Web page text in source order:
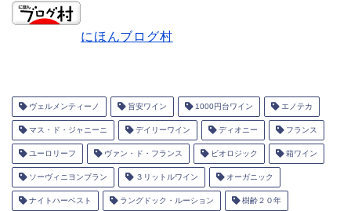
にほんブログ村
ヴェルメンティーノ 旨安ワイン 1000円台ワイン エノテカ
マス・ド・ジャニーニ デイリーワイン ディオニー フランス
ユーロリーフ ヴァン・ド・フランス ビオロジック 箱ワイン
ソーヴィニヨンブラン ３リットルワイン オーガニック
ナイトハーベスト ラングドック・ルーション 樹齢２０年